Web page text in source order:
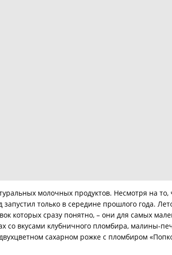
молочных продуктов. Несмотря на то,
только в середине прошлого года.
которых сразу понятно, – они для самых
со вкусами клубничного пломбира, малины-
сахарном рожке с пломбиром